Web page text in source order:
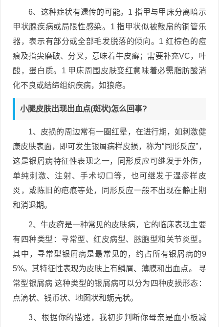
6、这种症状有遗传的可能。1 指甲与甲床分离暗示
甲状腺疾病或局限性感染。1 指甲状似被敲扁的铜管乐
器，表示有部分或全部毛发脱落的倾向。1 红棕色的痘
痕及指尖磨破、分叉，意味着牛皮癣；需要补充VC，叶
酸，蛋白质。1 甲床周围皮肤变红意味着必需脂肪酸消
化不良或结缔组织疾病，如狼疮。
小腿皮肤出现出血点(斑状)怎么回事?
1、皮损的周边常有一圈红晕，在进行期，如刺激健
康皮肤表面，即可发生银屑病样皮损，称为“同形反应”，
这是银屑病特征性表现之一，同形反应可继发于外伤，
单纯刺激、注射、手术切口等，也可继发于湿疹样皮
炎，或陈旧的疤痕等处，同形反应一般不出现在静止期
和消退期。
2、牛皮癣是一种常见的皮肤病，它的临床表现主要
有四种类型：寻常型、红皮病型、脓胞型和关节炎型。
其中，寻常型银屑病是最常见的，约占所有银屑病的9
5%。其特征性表现为皮肤上有鳞屑、薄膜和出血点。 寻
常型银屑病 这种类型的银屑病可以分为四种皮损形态：
点滴状、钱币状、地图状和蛎壳状。
3、根据你的描述，我初步判断你母亲是血小板减